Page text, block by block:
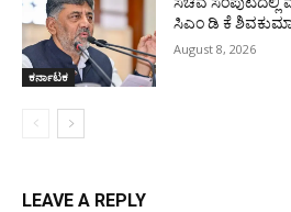
ಕರ್ನಾಟಕ
ಸಿಎಂ ಡಿ ಕೆ
August 8, 2026
LEAVE A REPLY